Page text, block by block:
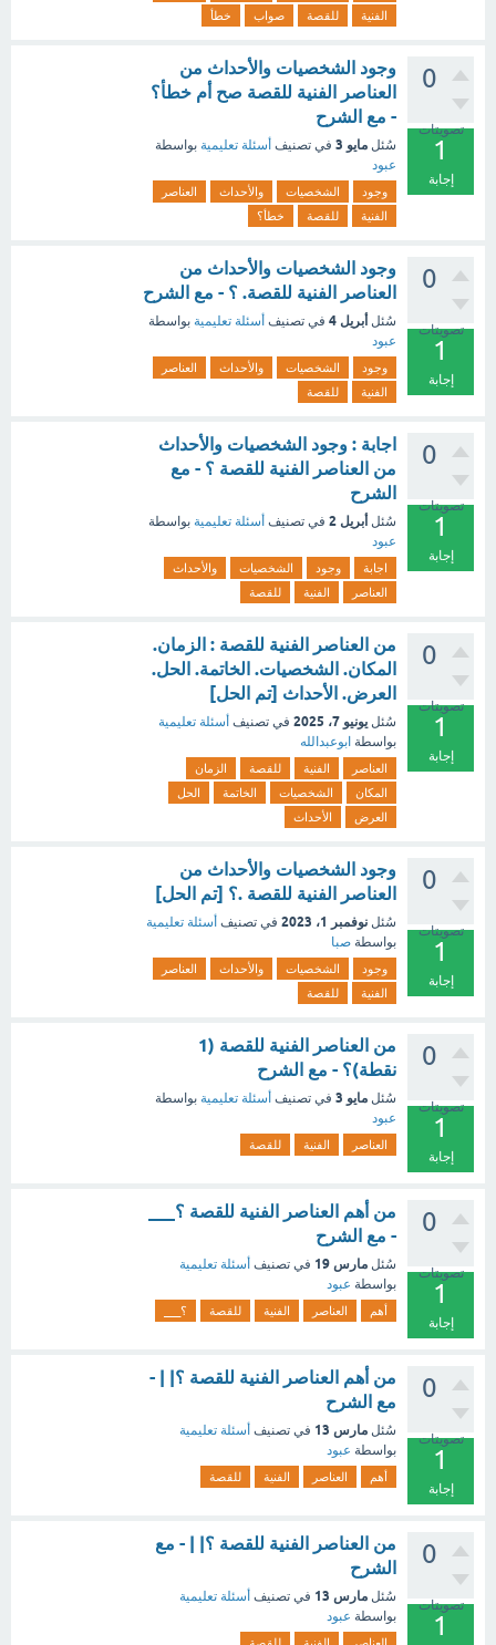
الفنية
للقصة صواب خطأ
0
تصويتات
1
إجابة
وجود الشخصيات والأحداث من
العناصر الفنية للقصة صح أم خطأ؟
- مع الشرح
سُئل مايو 3 في تصنيف أسئلة تعليمية بواسطة
عبود
وجود الشخصيات والأحداث
العناصر
الفنية
للقصة خطأ؟
0
تصويتات
1
إجابة
وجود الشخصيات والأحداث من
العناصر الفنية للقصة. ؟ - مع الشرح
سُئل أبريل 4 في تصنيف أسئلة تعليمية بواسطة
عبود
وجود الشخصيات والأحداث
العناصر
الفنية
للقصة
0
تصويتات
1
إجابة
اجابة : وجود الشخصيات والأحداث
من العناصر الفنية للقصة ؟ - مع
الشرح
سُئل أبريل 2 في تصنيف أسئلة تعليمية بواسطة
عبود
اجابة وجود الشخصيات
والأحداث
العناصر
الفنية للقصة
0
تصويتات
1
إجابة
من العناصر الفنية للقصة : الزمان.
المكان. الشخصيات. الخاتمة. الحل.
العرض. الأحداث [تم الحل]
سُئل يونيو 7، 2025 في تصنيف أسئلة تعليمية
بواسطة ابوعبدالله
العناصر الفنية للقصة
الزمان
المكان
الشخصيات الخاتمة
الحل
العرض
الأحداث
0
تصويتات
1
إجابة
وجود الشخصيات والأحداث من
العناصر الفنية للقصة .؟ [تم الحل]
سُئل نوفمبر 1، 2023 في تصنيف أسئلة تعليمية
بواسطة صبا
وجود الشخصيات والأحداث
العناصر
الفنية
للقصة
0
تصويتات
1
إجابة
من العناصر الفنية للقصة (1
نقطة)؟ - مع الشرح
سُئل مايو 3 في تصنيف أسئلة تعليمية بواسطة
عبود
العناصر الفنية للقصة
0
تصويتات
1
إجابة
من أهم العناصر الفنية للقصة ؟___
- مع الشرح
سُئل مارس 19 في تصنيف أسئلة تعليمية
بواسطة عبود
أهم العناصر الفنية للقصة ؟___
0
تصويتات
1
إجابة
من أهم العناصر الفنية للقصة ؟| | -
مع الشرح
سُئل مارس 13 في تصنيف أسئلة تعليمية
بواسطة عبود
أهم العناصر الفنية للقصة
0
تصويتات
1
من العناصر الفنية للقصة ؟| | - مع
الشرح
سُئل مارس 13 في تصنيف أسئلة تعليمية
بواسطة عبود